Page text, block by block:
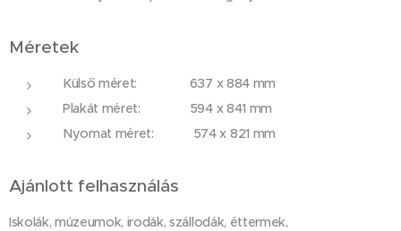
Méretek
Külső méret: 637 x 884 mm
Plakát méret: 594 x 841 mm
Nyomat méret: 574 x 821 mm
Ajánlott felhasználás
Iskolák, múzeumok, irodák, szállodák, éttermek,